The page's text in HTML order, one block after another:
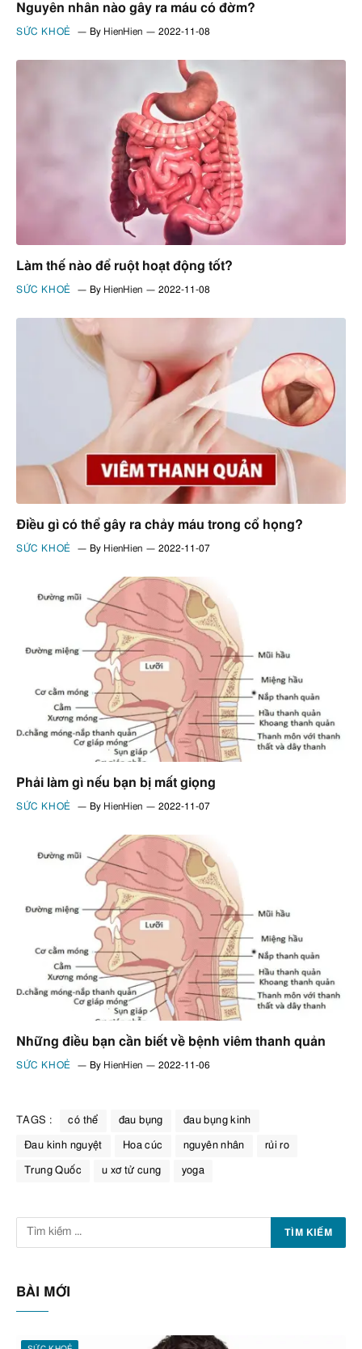
Nguyên nhân nào gây ra máu có đờm?
SỨC KHOẺ By HienHien 2022-11-08
Làm thế nào để ruột hoạt động tốt?
SỨC KHOẺ By HienHien 2022-11-08
Điều gì có thể gây ra chảy máu trong cổ họng?
SỨC KHOẺ By HienHien 2022-11-07
Phải làm gì nếu bạn bị mất giọng
SỨC KHOẺ By HienHien 2022-11-07
Những điều bạn cần biết về bệnh viêm thanh quản
SỨC KHOẺ By HienHien 2022-11-06
TAGS : có thể đau bụng đau bụng kinh
Đau kinh nguyệt Hoa cúc nguyên nhân rủi ro
Trung Quốc u xơ tử cung yoga
BÀI MỚI